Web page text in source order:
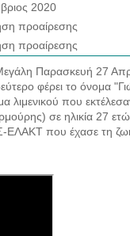
2020
προαίρεσης
προαίρεσης
Παρασκευή 27
φέρει το όνομα
λιμενικού που
σε ηλικία 27
ΕΛΑΚΤ που έχασε τη